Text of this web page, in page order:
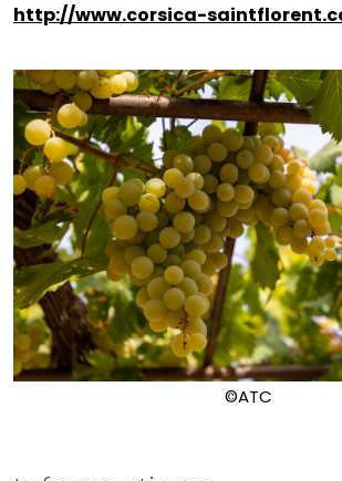
http://www.corsica-
©ATC